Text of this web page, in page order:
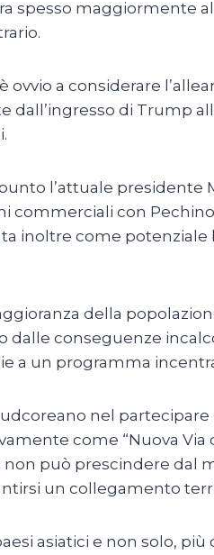
spesso maggiormente
a considerare
di Trump
l’attuale presidente
con
inoltre come
della
conseguenze
a un programma
nel
come “Nuova Via
può prescindere dal
un collegamento
asiatici e non solo,